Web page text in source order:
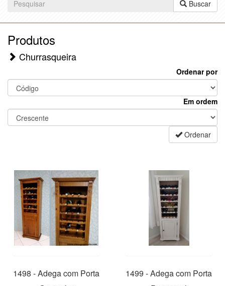
Buscar
Produtos
Churrasqueira
Ordenar por
Em ordem
Ordenar
1498 - Adega com Porta
1499 - Adega com Porta